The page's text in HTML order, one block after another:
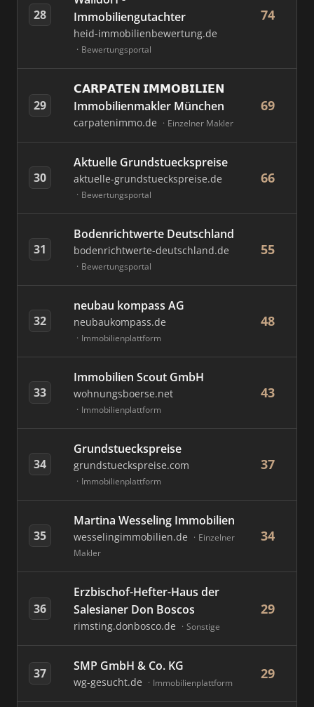
28
Immobiliengutachter
heid-immobilienbewertung.de
Bewertungsportal
74
29
𝗖𝗔𝗥𝗣𝗔𝗧𝗘𝗡 𝗜𝗠𝗠𝗢𝗕𝗜𝗟𝗜𝗘𝗡
Immobilienmakler München
carpatenimmo.de Einzelner Makler
69
30
Aktuelle Grundstueckspreise
aktuelle-grundstueckspreise.de
Bewertungsportal
66
31
Bodenrichtwerte Deutschland
bodenrichtwerte-deutschland.de
Bewertungsportal
55
32
neubau kompass AG
neubaukompass.de
Immobilienplattform
48
33
Immobilien Scout GmbH
wohnungsboerse.net
Immobilienplattform
43
34
Grundstueckspreise
grundstueckspreise.com
Immobilienplattform
37
35
Martina Wesseling Immobilien
wesselingimmobilien.de
Einzelner
Makler
34
36
Erzbischof-Hefter-Haus der
Salesianer Don Boscos
rimsting.donbosco.de Sonstige
29
37 SMP GmbH & Co. KG
wg-gesucht.de Immobilienplattform
29